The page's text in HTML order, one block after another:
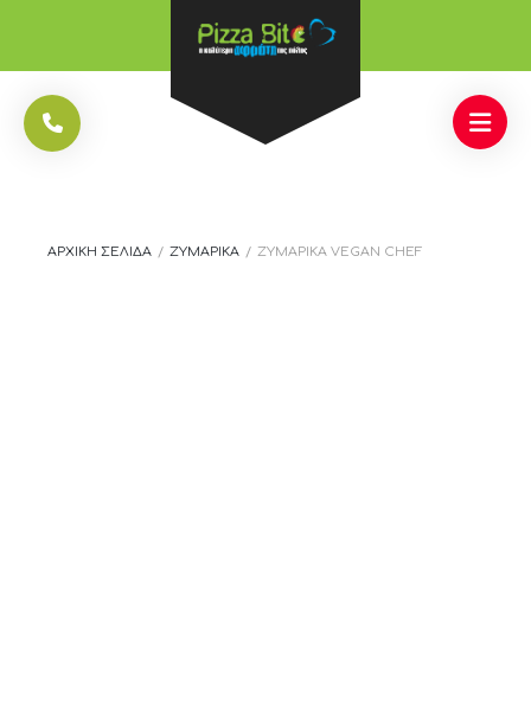
ΑΡΧΙΚΉ ΣΕΛΊΔΑ / ΖΥΜΑΡΙΚΆ / ΖΥΜΑΡΙΚΆ VEGAN CHEF